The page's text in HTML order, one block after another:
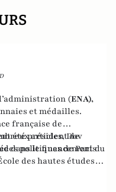
(ENA),
et médailles.
française de
été président de
dans le financement du
articles, Dov
politiques de Paris
des hautes études
municipal de
nouveau depuis 2020.